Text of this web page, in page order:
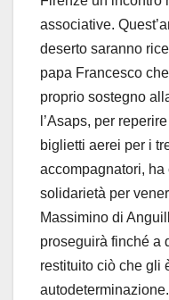
associative.
deserto saranno
papa Francesco
proprio sostegno
l’Asaps, per
biglietti aerei per i
accompagnatori,
solidarietà per
Massimino di
proseguirà finché a
restituito ciò che gli
autodeterminazione.